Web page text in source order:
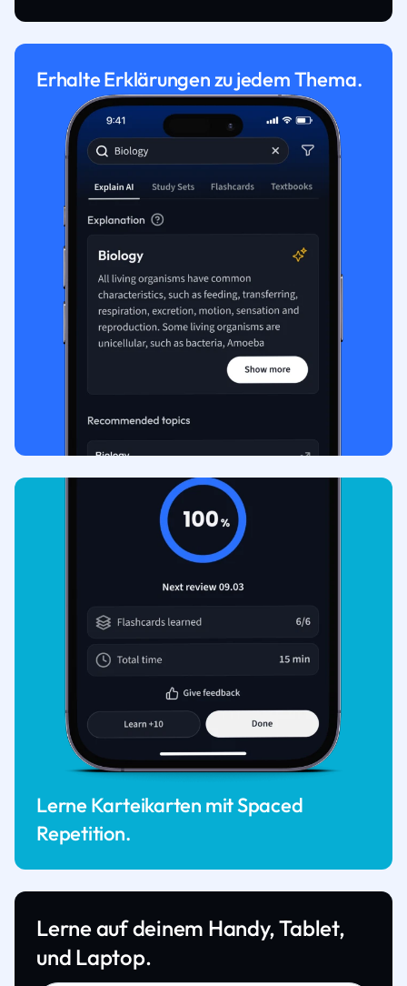
Erhalte Erklärungen zu jedem Thema.
Lerne Karteikarten mit Spaced
Repetition.
Lerne auf deinem Handy, Tablet,
und Laptop.